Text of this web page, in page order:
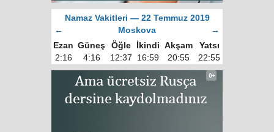
Namaz Vakitleri — 22 Temmuz 2019
←
Moskova
→
Ezan Güneş Öğle İkindi Akşam
Yatsı
2:16
4:16 12:37 16:59 20:55 22:55